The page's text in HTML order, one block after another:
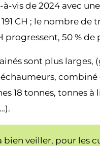
à-vis de 2024 avec
CH ; le nombre de
progressent, 50 % de
sont plus larges,
combiné
18 tonnes, tonnes à
bien veiller, pour les